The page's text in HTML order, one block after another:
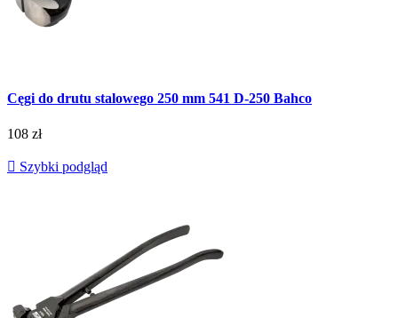
Cęgi do drutu stalowego 250 mm 541 D-250 Bahco
108 zł
 Szybki podgląd